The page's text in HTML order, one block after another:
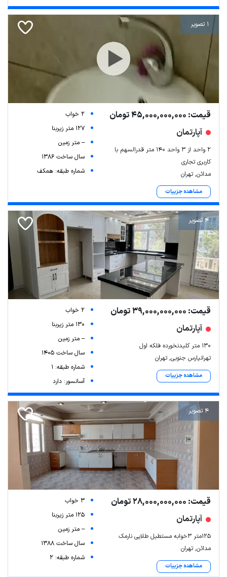
1 تصویر
قیمت: 45,000,000,000 تومان
آپارتمان
۲ واحد از ۳ واحد ۱۴۰ متر قدرالسهم با
کاربری تجاری
مدائن, تهران
مشاهده جزییات
2 خواب
127 متر زیربنا
-- متر زمین
سال ساخت 1386
شماره طبقه: همکف
4 تصویر
قیمت: 39,000,000,000 تومان
آپارتمان
130 متر کلیدنخورده فلکه اول
تهرانپارس جنوبی, تهران
مشاهده جزییات
2 خواب
130 متر زیربنا
-- متر زمین
سال ساخت 1405
شماره طبقه: 1
آسانسور: دارد
4 تصویر
قیمت: 28,000,000,000 تومان
آپارتمان
۱۲۵متر ۳خوابه مستطیل طلایی نارمک
مدائن, تهران
مشاهده جزییات
3 خواب
125 متر زیربنا
-- متر زمین
سال ساخت 1388
شماره طبقه: 2